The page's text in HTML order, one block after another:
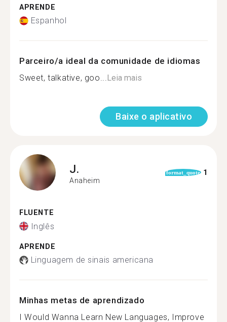
APRENDE
Espanhol
Parceiro/a ideal da comunidade de idiomas
Sweet, talkative, goo...Leia mais
Baixe o aplicativo
J.
Anaheim
format_quote 1
FLUENTE
Inglês
APRENDE
Linguagem de sinais americana
Minhas metas de aprendizado
I Would Wanna Learn New Languages, Improve